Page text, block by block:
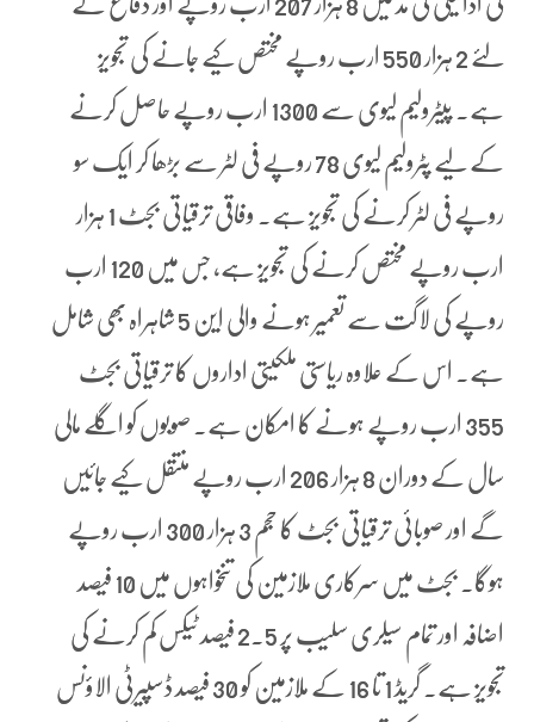
لئے 2 ہزار 550 ارب روپے مختص کیے جانے کی تجویز
ہے۔ پیٹرولیم لیوی سے 1300 ارب روپے حاصل کرنے
کے لیے پٹرولیم لیوی 78 روپے فی لٹر سے بڑھا کر ایک سو
روپے فی لٹر کرنے کی تجویز ہے۔ وفاقی ترقیاتی بجٹ 1 ہزار
ارب روپے مختص کرنے کی تجویز ہے، جس میں 120 ارب
روپے کی لاگت سے تعمیر ہونے والی این 5 شاہراہ بھی شامل
ہے۔ اس کے علاوہ ریاستی ملکیتی اداروں کا ترقیاتی بجٹ
355 ارب روپے ہونے کا امکان ہے۔ صوبوں کو اگلے مالی
سال کے دوران 8 ہزار 206 ارب روپے منتقل کیے جائیں
گے اور صوبائی ترقیاتی بجٹ کا حجم 3 ہزار 300 ارب روپے
ہوگا۔ بجٹ میں سرکاری ملازمین کی تنخواہوں میں 10 فیصد
اضافہ اور تمام سیلری سلیب پر 2.5 فیصد ٹیکس کم کرنے کی
تجویز ہے۔ گریڈ 1 تا 16 کے ملازمین کو 30 فیصد ڈسپیرٹی الاؤنس